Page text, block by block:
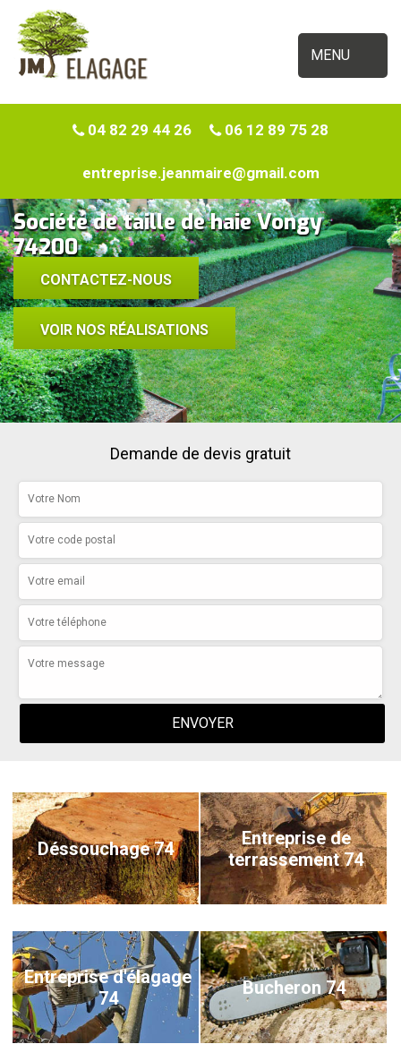
MENU
04 82 29 44 26 06 12 89 75 28
entreprise.jeanmaire@gmail.com
Société de taille de haie Vongy
74200
CONTACTEZ-NOUS
VOIR NOS RÉALISATIONS
Demande de devis gratuit
Déssouchage 74
Entreprise de
terrassement 74
Entreprise d'élagage
74
Bucheron 74